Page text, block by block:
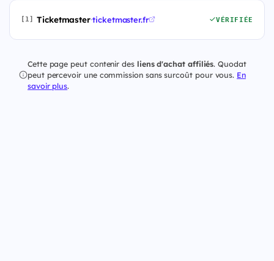
[1] Ticketmaster·ticketmaster.fr VÉRIFIÉE
Cette page peut contenir des liens d'achat affiliés. Quodat
peut percevoir une commission sans surcoût pour vous. En
savoir plus.